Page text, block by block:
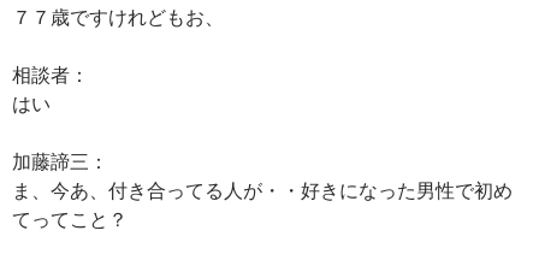
７７歳ですけれどもお、
相談者：
はい
加藤諦三：
ま、今あ、付き合ってる人が・・好きになった男性で初め
てってこと？